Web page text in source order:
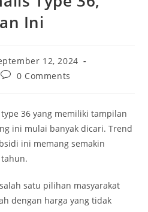
Ini
12, 2024
Post0 Comments
36 yang memiliki tampilan
ini mulai banyak dicari. Trend
ini memang semakin
satu pilihan masyarakat
dengan harga yang tidak